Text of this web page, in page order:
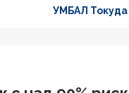
УМБАЛ Токуда